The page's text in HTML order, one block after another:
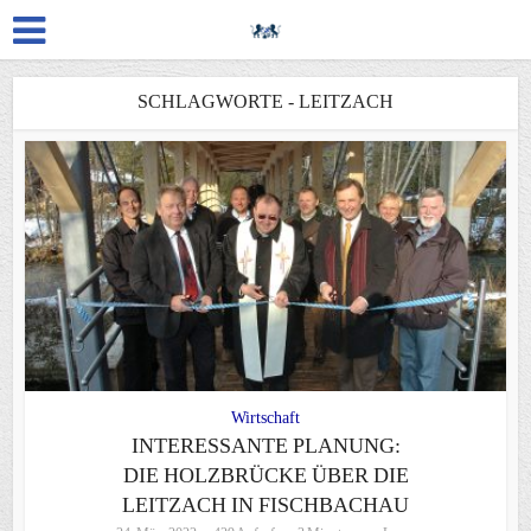
SCHLAGWORTE - LEITZACH
Wirtschaft
INTERESSANTE PLANUNG:
DIE HOLZBRÜCKE ÜBER DIE
LEITZACH IN FISCHBACHAU